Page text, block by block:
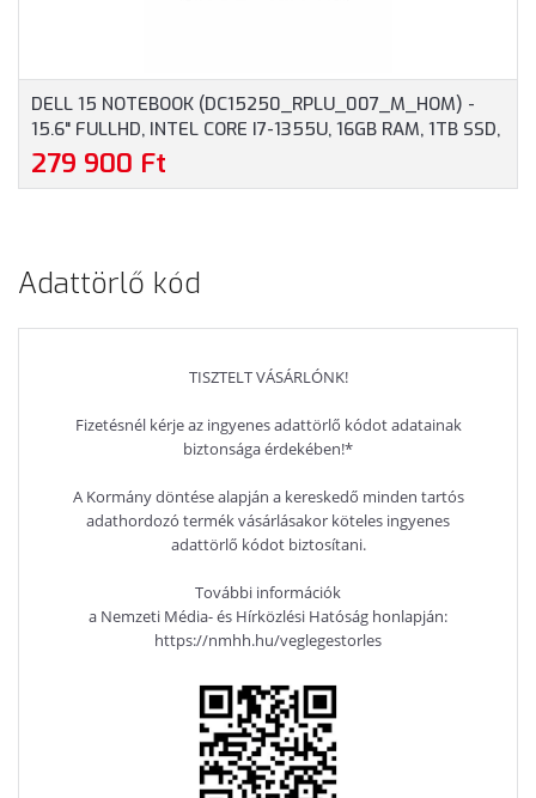
DELL 15 NOTEBOOK (DC15250_RPLU_007_M_HOM) -
15.6" FULLHD, INTEL CORE I7-1355U, 16GB RAM, 1TB SSD,
MAGYAR BILLENTYŰZET, WINDOWS 11 HOME, 3 ÉV
GARANCIA, EZÜST SZÍNBEN
279 900 Ft
Adattörlő kód
TISZTELT VÁSÁRLÓNK!
Fizetésnél kérje az ingyenes adattörlő kódot adatainak
biztonsága érdekében!*
A Kormány döntése alapján a kereskedő minden tartós
adathordozó termék vásárlásakor köteles ingyenes
adattörlő kódot biztosítani.
További információk
a Nemzeti Média- és Hírközlési Hatóság honlapján:
https://nmhh.hu/veglegestorles